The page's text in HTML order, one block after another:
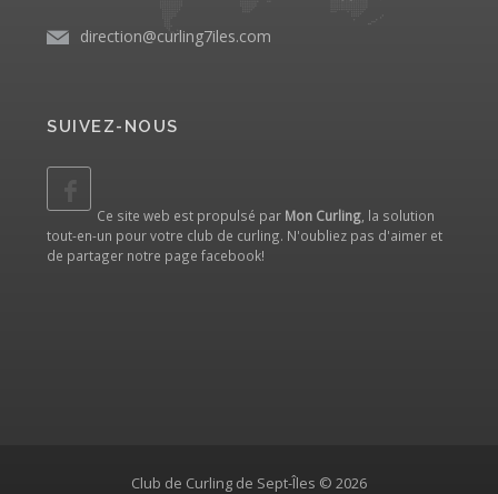
direction@curling7iles.com
SUIVEZ-NOUS
Ce site web est propulsé par Mon Curling , la solution
tout-en-un pour votre club de curling. N'oubliez pas d'aimer et
de partager notre page facebook!
Club de Curling de Sept-Îles © 2026